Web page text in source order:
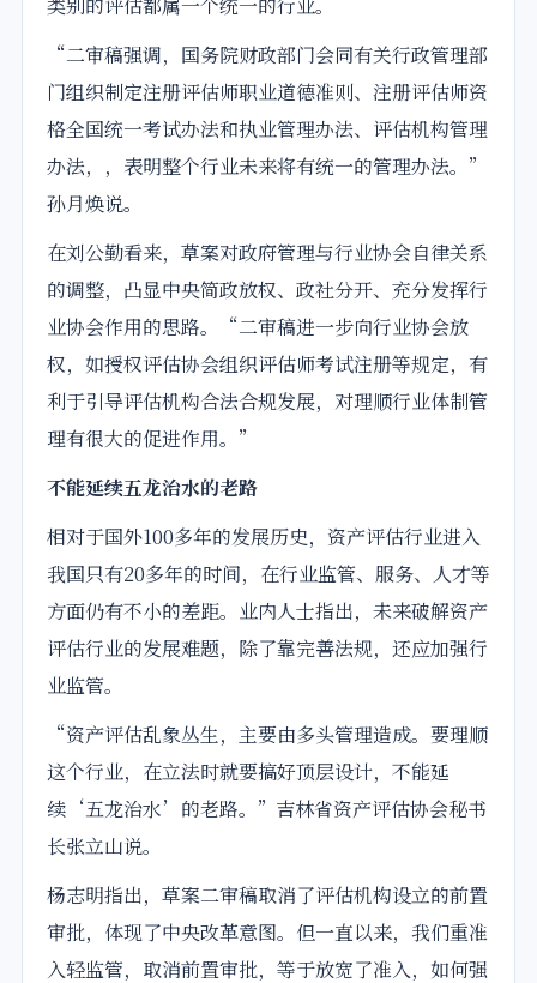
类别的评估都属一个统一的行业。
“二审稿强调，国务院财政部门会同有关行政管理部
门组织制定注册评估师职业道德准则、注册评估师资
格全国统一考试办法和执业管理办法、评估机构管理
办法，，表明整个行业未来将有统一的管理办法。”
孙月焕说。
在刘公勤看来，草案对政府管理与行业协会自律关系
的调整，凸显中央简政放权、政社分开、充分发挥行
业协会作用的思路。“二审稿进一步向行业协会放
权，如授权评估协会组织评估师考试注册等规定，有
利于引导评估机构合法合规发展，对理顺行业体制管
理有很大的促进作用。”
不能延续五龙治水的老路
相对于国外100多年的发展历史，资产评估行业进入
我国只有20多年的时间，在行业监管、服务、人才等
方面仍有不小的差距。业内人士指出，未来破解资产
评估行业的发展难题，除了靠完善法规，还应加强行
业监管。
“资产评估乱象丛生，主要由多头管理造成。要理顺
这个行业，在立法时就要搞好顶层设计，不能延
续‘五龙治水’的老路。”吉林省资产评估协会秘书
长张立山说。
杨志明指出，草案二审稿取消了评估机构设立的前置
审批，体现了中央改革意图。但一直以来，我们重准
入轻监管，取消前置审批，等于放宽了准入，如何强